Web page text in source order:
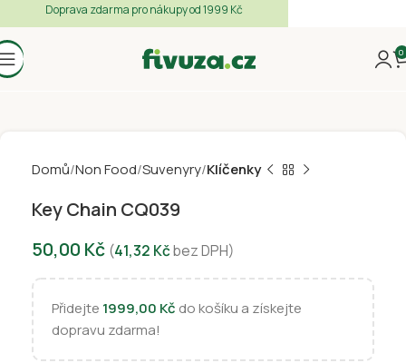
0
Domů Non Food Suvenyry Klíčenky
Key Chain CQ039
50,00 Kč (41,32 Kčbez DPH)
Přidejte 1999,00 Kč do košíku a získejte
dopravu zdarma!
Doprava zdarma pro nákupy od 1999 Kč